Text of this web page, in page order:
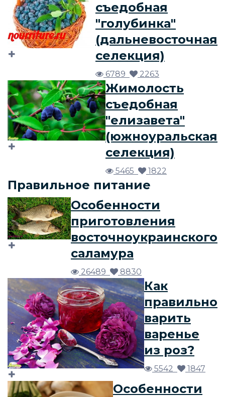
съедобная
"голубинка"
(дальневосточная
селекция)
6789 2263
Жимолость
съедобная
"елизавета"
(южноуральская
селекция)
5465 1822
Правильное питание
Особенности
приготовления
восточноукраинского
саламура
26489 8830
Как
правильно
варить
варенье
из роз?
5542 1847
Особенности